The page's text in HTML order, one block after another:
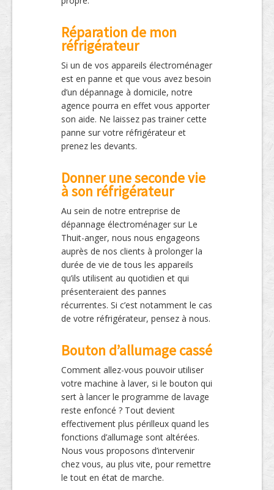
Réparation de mon
réfrigérateur
Si un de vos appareils électroménager
est en panne et que vous avez besoin
d’un dépannage à domicile, notre
agence pourra en effet vous apporter
son aide. Ne laissez pas trainer cette
panne sur votre réfrigérateur et
prenez les devants.
Donner une seconde vie
à son réfrigérateur
Au sein de notre entreprise de
dépannage électroménager sur Le
Thuit-anger, nous nous engageons
auprès de nos clients à prolonger la
durée de vie de tous les appareils
qu’ils utilisent au quotidien et qui
présenteraient des pannes
récurrentes. Si c’est notamment le cas
de votre réfrigérateur, pensez à nous.
Bouton d’allumage cassé
Comment allez-vous pouvoir utiliser
votre machine à laver, si le bouton qui
sert à lancer le programme de lavage
reste enfoncé ? Tout devient
effectivement plus périlleux quand les
fonctions d’allumage sont altérées.
Nous vous proposons d’intervenir
chez vous, au plus vite, pour remettre
le tout en état de marche.